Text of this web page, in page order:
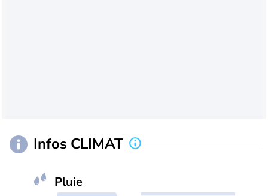
Infos CLIMAT
Pluie